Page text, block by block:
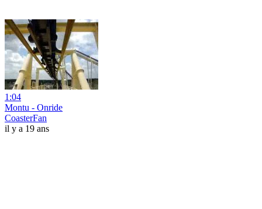
1:04
Montu - Onride
CoasterFan
il y a 19 ans